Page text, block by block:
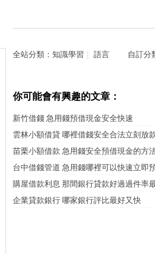
全站分類： 知識學習 語言 自訂分
你可能會有興趣的文章：
新竹借錢 急用錢預借現金安全快速
雲林小額借貸 哪裡借錢安全合法立刻放
苗栗小額借款 急用錢安全預借現金的方
台中借錢管道 急用錢哪裡可以快速立即
購屋借款利息 那間銀行貸款好過過件率
企業貸款銀行 哪家銀行評比最好又快